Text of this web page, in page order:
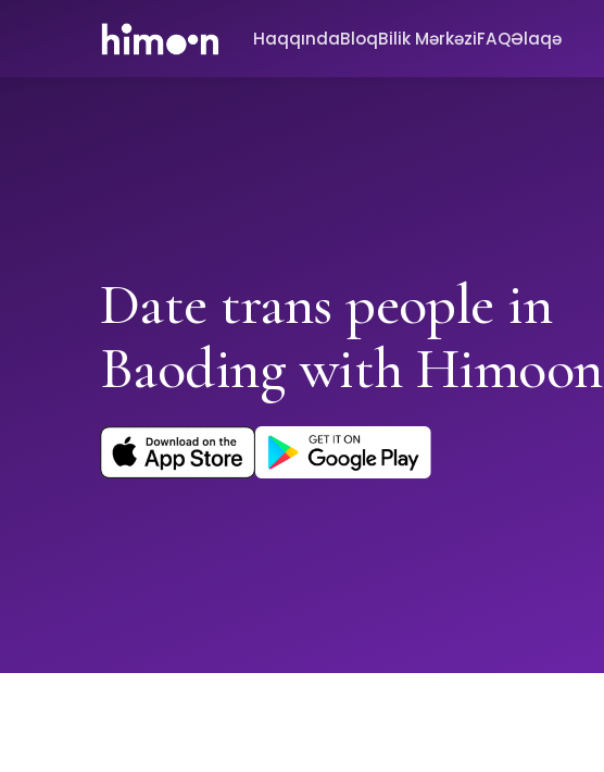
HaqqındaBloqBilik MərkəziFAQƏlaqə
Date trans people in
Baoding with Himoon